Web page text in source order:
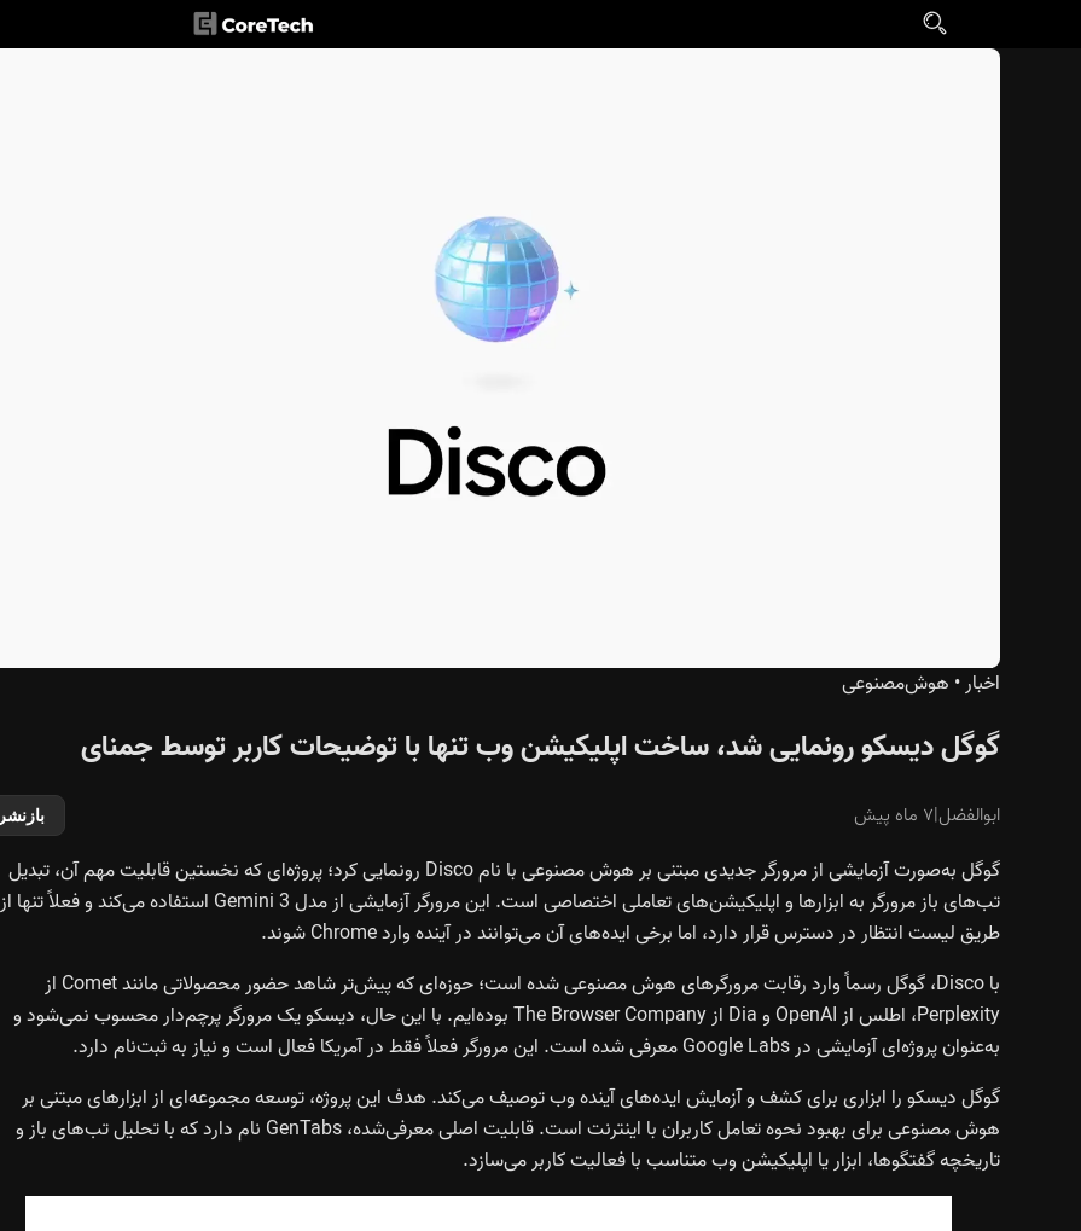
اخبار• هوش‌مصنوعی
گوگل دیسکو رونمایی شد، ساخت اپلیکیشن وب تنها با توضیحات کاربر توسط جمنای
ابوالفضل|۷ ماه پیش بازنشر
گوگل به‌صورت آزمایشی از مرورگر جدیدی مبتنی بر هوش مصنوعی با نام Disco رونمایی کرد؛ پروژه‌ای که نخستین قابلیت مهم آن، تبدیل
تب‌های باز مرورگر به ابزارها و اپلیکیشن‌های تعاملی اختصاصی است. این مرورگر آزمایشی از مدل Gemini 3 استفاده می‌کند و فعلاً تنها از
طریق لیست انتظار در دسترس قرار دارد، اما برخی ایده‌های آن می‌توانند در آینده وارد Chrome شوند.
با Disco، گوگل رسماً وارد رقابت مرورگرهای هوش مصنوعی شده است؛ حوزه‌ای که پیش‌تر شاهد حضور محصولاتی مانند Comet از
Perplexity، اطلس از OpenAI و Dia از The Browser Company بوده‌ایم. با این حال، دیسکو یک مرورگر پرچم‌دار محسوب نمی‌شود و
به‌عنوان پروژه‌ای آزمایشی در Google Labs معرفی شده است. این مرورگر فعلاً فقط در آمریکا فعال است و نیاز به ثبت‌نام دارد.
گوگل دیسکو را ابزاری برای کشف و آزمایش ایده‌های آینده وب توصیف می‌کند. هدف این پروژه، توسعه مجموعه‌ای از ابزارهای مبتنی بر
هوش مصنوعی برای بهبود نحوه تعامل کاربران با اینترنت است. قابلیت اصلی معرفی‌شده، GenTabs نام دارد که با تحلیل تب‌های باز و
تاریخچه گفتگوها، ابزار یا اپلیکیشن وب متناسب با فعالیت کاربر می‌سازد.